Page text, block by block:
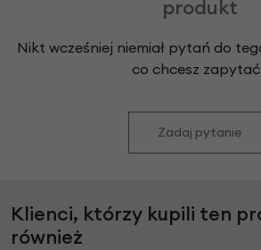
produkt
Nikt wcześniej niemiał pytań do
co chcesz
Zadaj pytanie
Klienci, którzy kupili ten
również